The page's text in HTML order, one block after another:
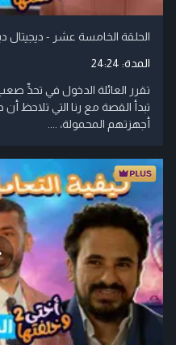
الحلقة الخامسة عشر - ديجيتال
المدة: 24:24
تقرر العائلة الدخول في تحدٍّ
تبدأ القصة مع رنا التي تلاحظ
أجهزتهم المحمولة، ....